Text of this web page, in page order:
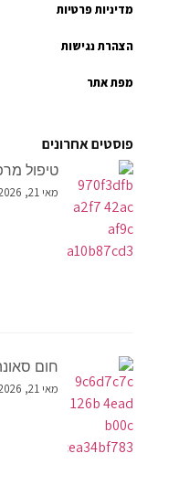
מדיניות פרטיות
הצהרת נגישות
מפת אתר
פוסטים אחרונים
טיפול
מאי 21, 2026
חום
מאי 21, 2026